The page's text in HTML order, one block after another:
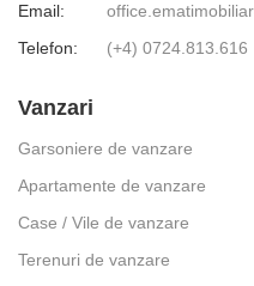
Email:
Telefon:
(+4) 0724.813.616
Vanzari
Garsoniere de vanzare
Apartamente de vanzare
Case / Vile de vanzare
Terenuri de vanzare